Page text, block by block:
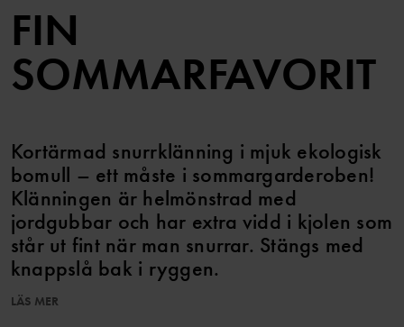
FIN
SOMMARFAVORIT
Kortärmad snurrklänning i mjuk ekologisk
bomull – ett måste i sommargarderoben!
Klänningen är helmönstrad med
jordgubbar och har extra vidd i kjolen som
står ut fint när man snurrar. Stängs med
knappslå bak i ryggen.
LÄS MER